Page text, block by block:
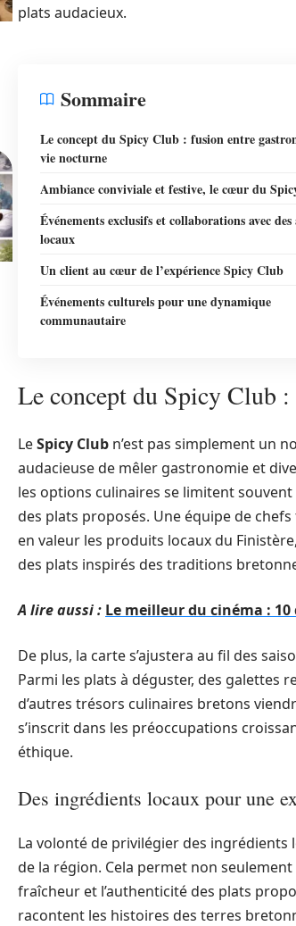
plats audacieux.
Sommaire
Le concept du Spicy Club : fusion entre
vie nocturne
Ambiance conviviale et festive, le cœur du
Événements exclusifs et collaborations avec
locaux
Un client au cœur de l’expérience Spicy Club
Événements culturels pour une dynamique
communautaire
Le concept du Spicy Club
LeSpicy Club n’est pas simplement un
audacieuse de mêler gastronomie et
les options culinaires se limitent souvent
des plats proposés. Une équipe de
en valeur les produits locaux du
des plats inspirés des traditions
A lire aussi : Le meilleur du cinéma :
De plus, la carte s’ajustera au fil des
Parmi les plats à déguster, des galettes
d’autres trésors culinaires bretons
s’inscrit dans les préoccupations
éthique.
Des ingrédients locaux pour une
La volonté de privilégier des
de la région. Cela permet non
fraîcheur et l’authenticité des plats
racontent les histoires des terres